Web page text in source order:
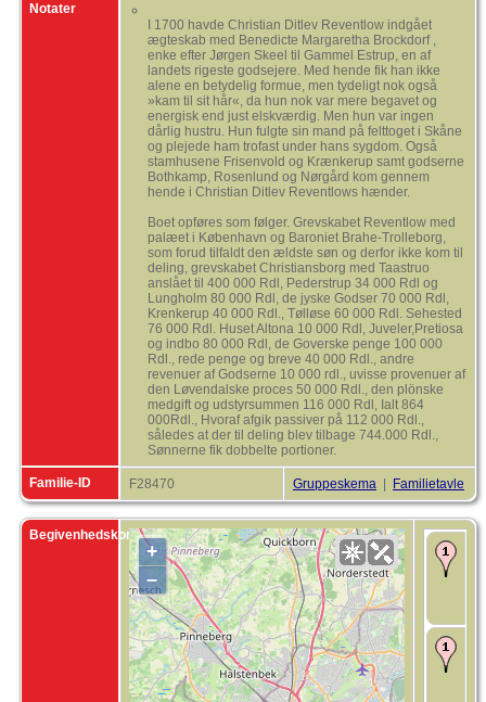
Notater
I 1700 havde Christian Ditlev Reventlow indgået
ægteskab med Benedicte Margaretha Brockdorf ,
enke efter Jørgen Skeel til Gammel Estrup, en af
landets rigeste godsejere. Med hende fik han ikke
alene en betydelig formue, men tydeligt nok også
»kam til sit hår«, da hun nok var mere begavet og
energisk end just elskværdig. Men hun var ingen
dårlig hustru. Hun fulgte sin mand på felttoget i Skåne
og plejede ham trofast under hans sygdom. Også
stamhusene Frisenvold og Krænkerup samt godserne
Bothkamp, Rosenlund og Nørgård kom gennem
hende i Christian Ditlev Reventlows hænder.
Boet opføres som følger. Grevskabet Reventlow med
palæet i København og Baroniet Brahe-Trolleborg,
som forud tilfaldt den ældste søn og derfor ikke kom til
deling, grevskabet Christiansborg med Taastruo
anslået til 400 000 Rdl, Pederstrup 34 000 Rdl og
Lungholm 80 000 Rdl, de jyske Godser 70 000 Rdl,
Krenkerup 40 000 Rdl., Tølløse 60 000 Rdl. Sehested
76 000 Rdl. Huset Altona 10 000 Rdl, Juveler,Pretiosa
og indbo 80 000 Rdl, de Goverske penge 100 000
Rdl., rede penge og breve 40 000 Rdl., andre
revenuer af Godserne 10 000 rdl., uvisse provenuer af
den Løvendalske proces 50 000 Rdl., den plönske
medgift og udstyrsummen 116 000 Rdl, Ialt 864
000Rdl., Hvoraf afgik passiver på 112 000 Rdl.,
således at der til deling blev tilbage 744.000 Rdl.,
Sønnerne fik dobbelte portioner.
Familie-ID F28470 Gruppeskema Familietavle
Begivenhedskort
+
–